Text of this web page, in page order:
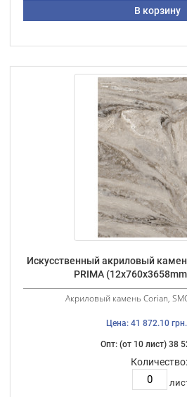
В корзину
Искусственный акриловый
PRIMA
Акриловый камень Corian,
Цена: 41 872.10
Опт: (от 10 лист) 38
Количество: